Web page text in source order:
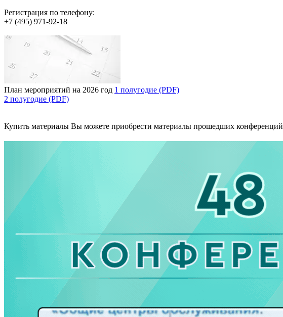
Регистрация по телефону:
+7 (495) 971-92-18
План мероприятий на 2026 год 1 полугодие (PDF)
2 полугодие (PDF)
Купить материалы Вы можете приобрести материалы прошедших конференций